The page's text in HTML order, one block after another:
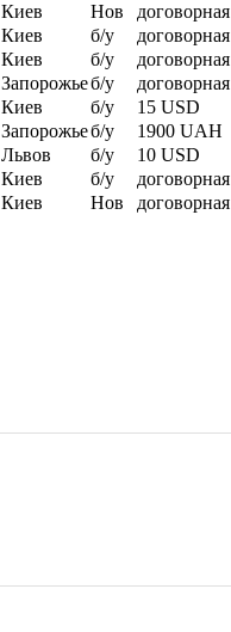
Киев Нов
договорная
Киев б/у
договорная
Киев б/у
договорная
Запорожьеб/у
договорная
Киев б/у
15 USD
Запорожьеб/у
1900 UAH
Львов б/у
10 USD
Киев б/у
договорная
Киев Нов договорная